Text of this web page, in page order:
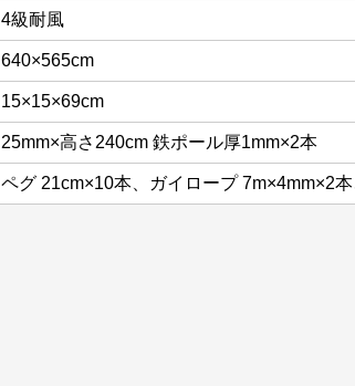
4級耐風
640×565cm
15×15×69cm
25mm×高さ240cm 鉄ポール厚1mm×2本
ペグ 21cm×10本、ガイロープ 7m×4mm×2